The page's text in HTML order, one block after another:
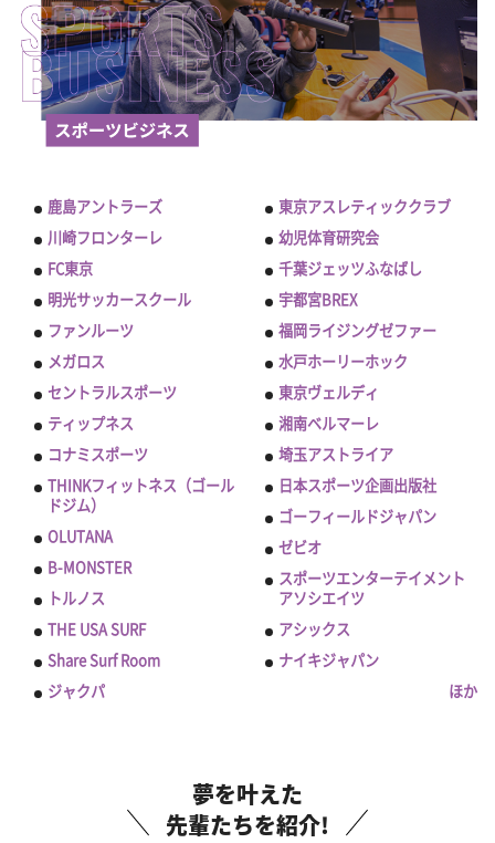
鹿島アントラーズ
川崎フロンターレ
FC東京
明光サッカースクール
ファンルーツ
メガロス
セントラルスポーツ
ティップネス
コナミスポーツ
THINKフィットネス（ゴール
ドジム）
OLUTANA
B-MONSTER
トルノス
THE USA SURF
Share Surf Room
ジャクパ
東京アスレティッククラブ
幼児体育研究会
千葉ジェッツふなばし
宇都宮BREX
福岡ライジングゼファー
水戸ホーリーホック
東京ヴェルディ
湘南ベルマーレ
埼玉アストライア
日本スポーツ企画出版社
ゴーフィールドジャパン
ゼビオ
スポーツエンターテイメント
アソシエイツ
アシックス
ナイキジャパン
ほか
夢を叶えた
先輩たちを紹介!